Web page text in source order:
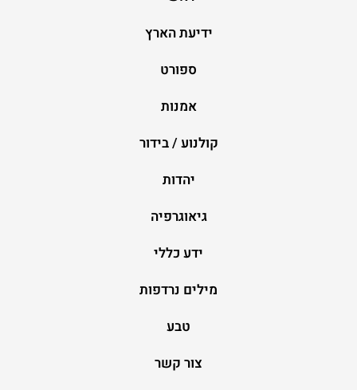
ידיעת הארץ
ספורט
אמנות
קולנוע / בידור
יהדות
גיאוגרפיה
ידע כללי
מילים נרדפות
טבע
צור קשר